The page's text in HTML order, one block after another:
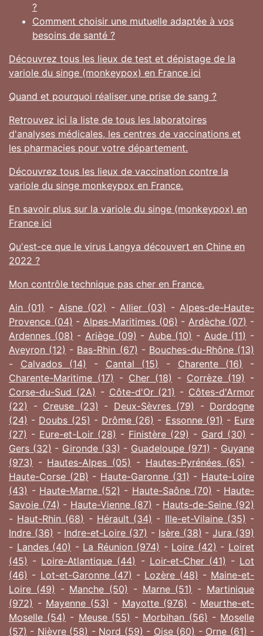
?
Comment choisir une mutuelle adaptée à vos
besoins de santé ?
Découvrez tous les lieux de test et dépistage de la
variole du singe (monkeypox) en France ici
Quand et pourquoi réaliser une prise de sang ?
Retrouvez ici la liste de tous les laboratoires
d'analyses médicales, les centres de vaccinations et
les pharmacies pour votre département.
Découvrez tous les lieux de vaccination contre la
variole du singe monkeypox en France.
En savoir plus sur la variole du singe (monkeypox) en
France ici
Qu'est-ce que le virus Langya découvert en Chine en
2022 ?
Mon contrôle technique pas cher en France.
Ain (01) - Aisne (02) - Allier (03) - Alpes-de-Haute-
Provence (04) - Alpes-Maritimes (06) - Ardèche (07) -
Ardennes (08) - Ariège (09) - Aube (10) - Aude (11) -
Aveyron (12) - Bas-Rhin (67) - Bouches-du-Rhône (13)
- Calvados (14) - Cantal (15) - Charente (16)
-
Charente-Maritime (17) - Cher (18) - Corrèze (19) -
Corse-du-Sud (2A) - Côte-d'Or (21) - Côtes-d'Armor
(22) - Creuse (23) - Deux-Sèvres (79) - Dordogne
(24) - Doubs (25) - Drôme (26) - Essonne (91) - Eure
(27) - Eure-et-Loir (28) - Finistère (29) - Gard (30) -
Gers (32) - Gironde (33) - Guadeloupe (971) - Guyane
(973) - Hautes-Alpes (05) - Hautes-Pyrénées (65) -
Haute-Corse (2B) - Haute-Garonne (31) - Haute-Loire
(43) - Haute-Marne (52) - Haute-Saône (70) - Haute-
Savoie (74) - Haute-Vienne (87) - Hauts-de-Seine (92)
- Haut-Rhin (68) - Hérault (34) - Ille-et-Vilaine (35) -
Indre (36) - Indre-et-Loire (37) - Isère (38) -Jura (39)
- Landes (40) - La Réunion (974) - Loire (42) - Loiret
(45) - Loire-Atlantique (44) - Loir-et-Cher (41) - Lot
(46) - Lot-et-Garonne (47) - Lozère (48) - Maine-et-
Loire (49) - Manche (50) - Marne (51) - Martinique
(972) - Mayenne (53) - Mayotte (976) - Meurthe-et-
Moselle (54) - Meuse (55) - Morbihan (56) - Moselle
(57) - Nièvre (58) - Nord (59) - Oise (60) - Orne (61) -